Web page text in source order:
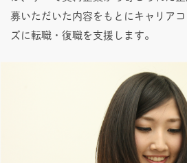
募いただいた内容をもとにキャリア
ズに転職・復職を支援します。